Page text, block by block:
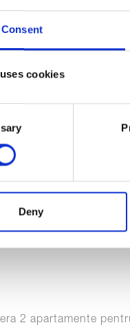
Consent
cookies
Deny
2 apartamente